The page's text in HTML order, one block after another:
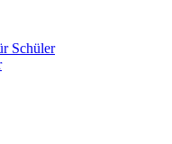
Schüler